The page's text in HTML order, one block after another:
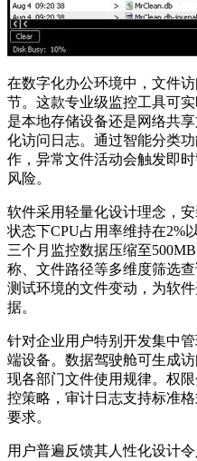
在数字化办公环境中，文件
节。这款专业级监控工具可
是本地存储设备还是网络共
化访问日志。通过智能分类
作，异常文件活动会触发即
风险。
软件采用轻量化设计理念，
状态下CPU占用率维持在2%
三个月监控数据压缩至
称、文件路径等多维度筛选
测试环境的文件变动，为软
据。
针对企业用户特别开发集中
端设备。数据驾驶舱可生成
现各部门文件使用规律。权
控策略，审计日志支持标准
要求。
用户普遍反馈其人性化设计